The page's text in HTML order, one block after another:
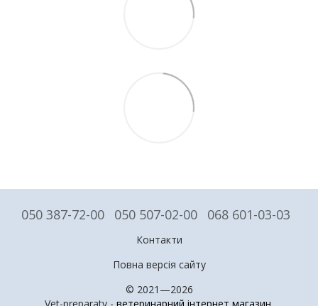
050 387-72-00 050 507-02-00 068 601-03-03
Контакти
Повна версія сайту
© 2021—2026